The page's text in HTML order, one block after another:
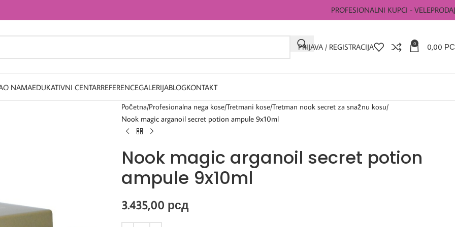
PROFESIONALNI KUPCI -
PRIJAVA / REGISTRACIJA 0 0,00
O NAMAEDUKATIVNI CENTARREFERENCEGALERIJABLOGKONTAKT
Početna Profesionalna nega kose Tretmani kose Tretman nook secret za snažnu kosu
Nook magic arganoil secret potion ampule 9x10ml
Nook magic arganoil secret potion
ampule 9x10ml
3.435,00 рсд